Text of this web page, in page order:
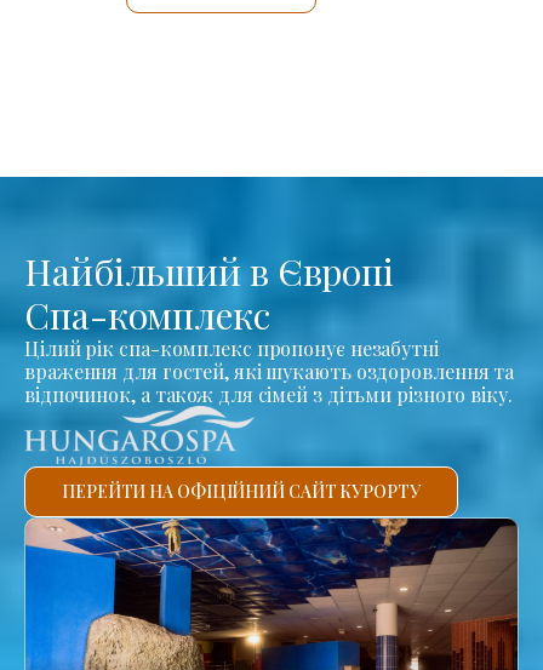
Найбільший в Європі
Спа-комплекс
Цілий рік спа-комплекс пропонує незабутні
враження для гостей, які шукають оздоровлення та
відпочинок, а також для сімей з дітьми різного віку.
ПЕРЕЙТИ НА ОФІЦІЙНИЙ САЙТ КУРОРТУ